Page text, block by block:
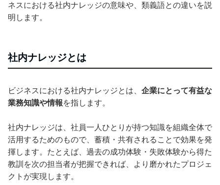
ネスにおける社内ナレッジの意味や、類義語との違いを説
明します。
社内ナレッジとは
ビジネスにおける社内ナレッジとは、 企業にとって有益な
業務知識や情報を指します。
社内ナレッジは、社員一人ひとりが持つ知識を組織全体で
活用するためのもので、蓄積・共有されることで効果を発
揮します。たとえば、過去の成功体験・失敗体験から得た
教訓を次の担当者が把握できれば、より磨かれたプロジェ
クトが実現します。